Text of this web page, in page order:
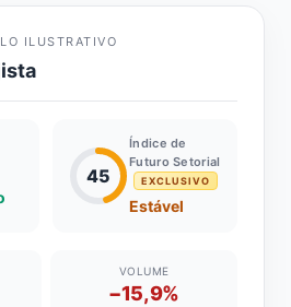
ILUSTRATIVO
45
Índice de
Futuro Setorial
EXCLUSIVO
Estável
VOLUME
−15,9%